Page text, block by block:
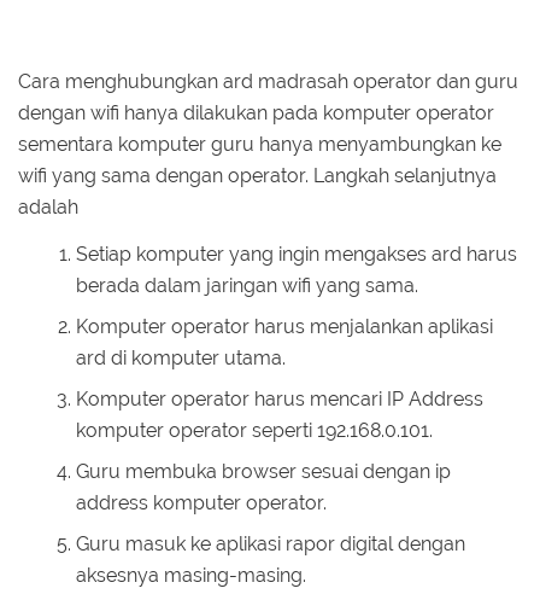
Cara menghubungkan ard madrasah operator dan guru
dengan wifi hanya dilakukan pada komputer operator
sementara komputer guru hanya menyambungkan ke
wifi yang sama dengan operator. Langkah selanjutnya
adalah
Setiap komputer yang ingin mengakses ard harus
berada dalam jaringan wifi yang sama.
Komputer operator harus menjalankan aplikasi
ard di komputer utama.
Komputer operator harus mencari IP Address
komputer operator seperti 192.168.0.101.
Guru membuka browser sesuai dengan ip
address komputer operator.
Guru masuk ke aplikasi rapor digital dengan
aksesnya masing-masing.